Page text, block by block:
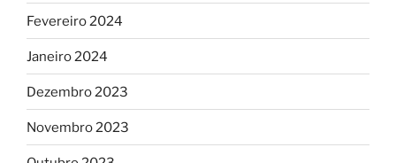
Fevereiro 2024
Janeiro 2024
Dezembro 2023
Novembro 2023